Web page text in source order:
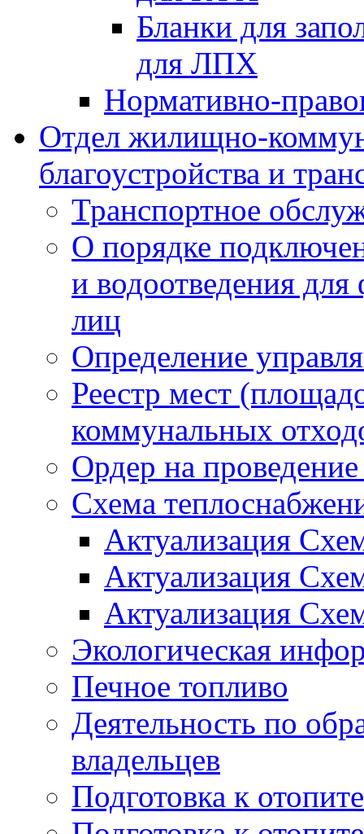
Бланки для
для ЛПХ
Нормативно-
Отдел жилищно-
благоустройства и
Транспортное
О порядке
и водоотведения
лиц
Определение
Реестр мест
коммунальных
Ордер на
Схема
Актуализация
Актуализация
Актуализация
Экологическая
Печное топливо
Деятельность по
владельцев
Подготовка к